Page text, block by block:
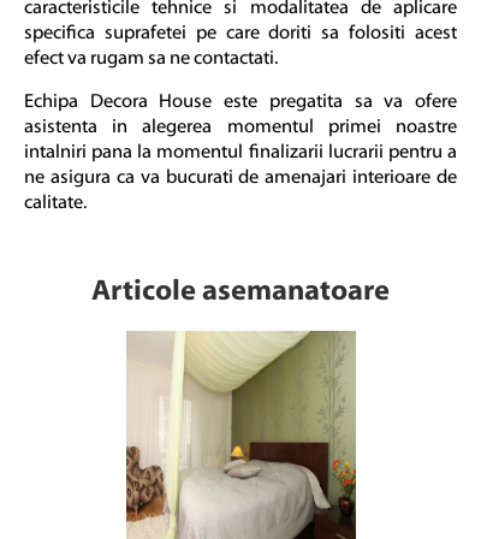
caracteristicile tehnice si modalitatea de aplicare
specifica suprafetei pe care doriti sa folositi acest
efect va rugam sa necontactati.
Echipa Decora House este pregatita sa va ofere
asistenta in alegerea momentul primei noastre
intalniri pana la momentul finalizarii lucrarii pentru a
ne asigura ca va bucurati de amenajari interioare de
calitate.
Articole asemanatoare